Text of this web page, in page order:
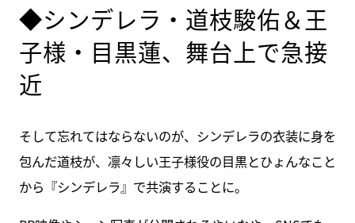
◆シンデレラ・道枝駿佑＆王
子様・目黒蓮、舞台上で急接
近
そして忘れてはならないのが、シンデレラの衣装に身を
包んだ道枝が、凛々しい王子様役の目黒とひょんなこと
から『シンデレラ』で共演することに。